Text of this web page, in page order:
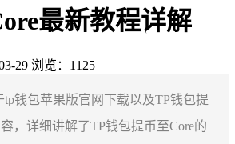
最新教程详解
29 浏览：1125
tp钱包苹果版官网下载以及TP钱包提
，详细讲解了TP钱包提币至Core的